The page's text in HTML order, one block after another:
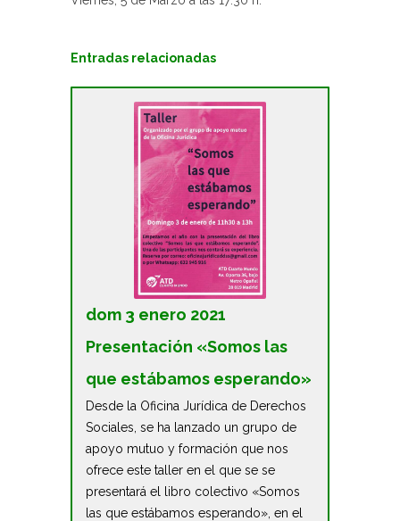
Entradas relacionadas
dom 3 enero 2021
Presentación «Somos las
que estábamos esperando»
Desde la Oficina Jurídica de Derechos
Sociales, se ha lanzado un grupo de
apoyo mutuo y formación que nos
ofrece este taller en el que se se
presentará el libro colectivo «Somos
las que estábamos esperando», en el